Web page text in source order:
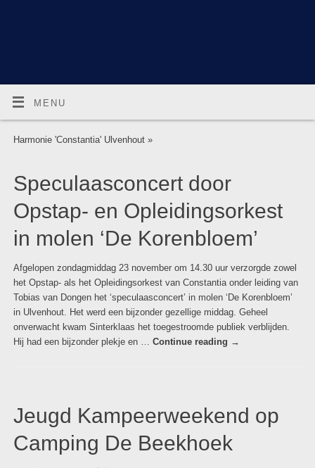
MENU
Harmonie 'Constantia' Ulvenhout»
Speculaasconcert door
Opstap- en Opleidingsorkest
in molen ‘De Korenbloem’
Afgelopen zondagmiddag 23 november om 14.30 uur verzorgde zowel
het Opstap- als het Opleidingsorkest van Constantia onder leiding van
Tobias van Dongen het ‘speculaasconcert’ in molen ‘De Korenbloem’
in Ulvenhout. Het werd een bijzonder gezellige middag. Geheel
onverwacht kwam Sinterklaas het toegestroomde publiek verblijden.
Hij had een bijzonder plekje en … Continue reading →
Jeugd Kampeerweekend op
Camping De Beekhoek